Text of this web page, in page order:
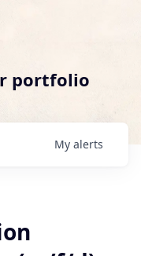
portfolio
My alerts